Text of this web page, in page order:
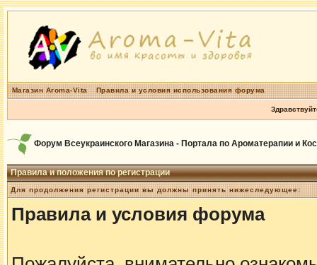
Магазин Aroma-Vita Правила и условия использования форума
Форум Всеукраинского Магазина - Портала по Ароматерапии и
Правила и положения по регистрации
Для продолжения регистрации вы должны принять нижеследующее:
Правила и условия форума